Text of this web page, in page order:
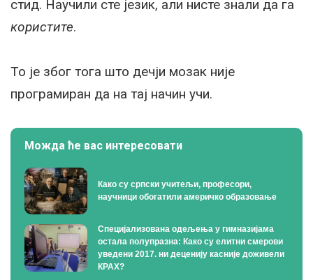
стид. Научили сте језик, али нисте знали да га
користите.
То је због тога што дечји мозак није
програмиран да на тај начин учи.
Можда ће вас интересовати
Како су српски учитељи, професори,
научници обогатили америчко образовање
Специјализована одељења у гимназијама
остала полупразна: Како су елитни смерови
уведени 2017. ни деценију касније доживели
КРАХ?